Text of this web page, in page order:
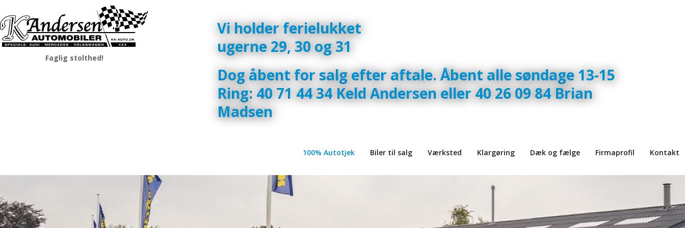
Faglig stolthed!
​Vi holder ferielukket
ugerne 29, 30 og 31
Dog åbent for salg efter aftale. Åbent alle søndage 13-15
Ring: 40 71 44 34 Keld Andersen eller 40 26 09 84 Brian
Madsen
100% Autotjek Biler til salg Værksted Klargøring Dæk og fælge Firmaprofil Kontakt